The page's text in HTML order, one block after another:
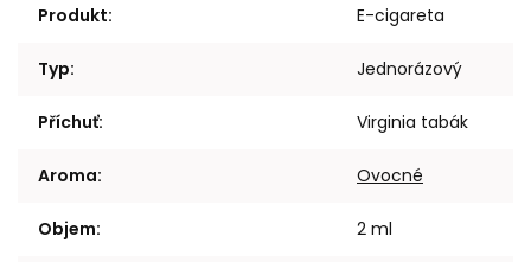
Produkt: E-cigareta
Typ: Jednorázový
Příchuť: Virginia tabák
Aroma: Ovocné
Objem: 2 ml